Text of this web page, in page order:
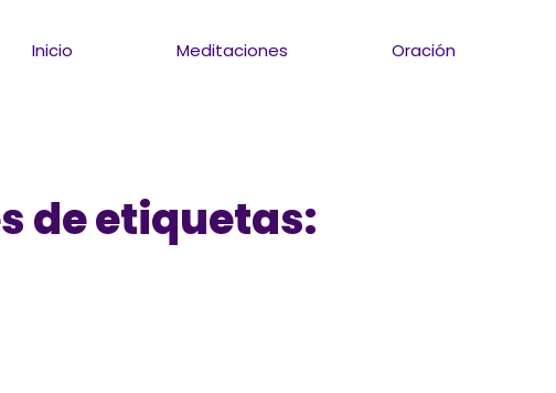
Inicio Meditaciones Oración
de etiquetas: